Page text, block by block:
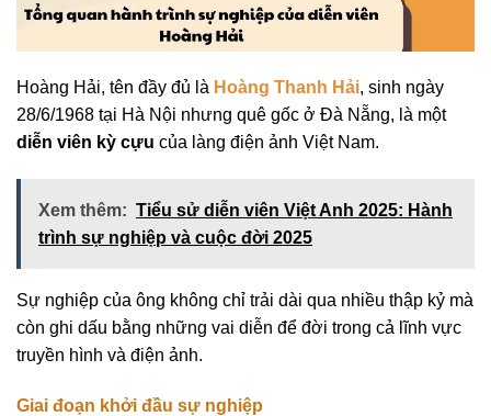
Hoàng Hải, tên đầy đủ là Hoàng Thanh Hải, sinh ngày
28/6/1968 tại Hà Nội nhưng quê gốc ở Đà Nẵng, là một
diễn viên kỳ cựu của làng điện ảnh Việt Nam.
Xem thêm: Tiểu sử diễn viên Việt Anh 2025: Hành
trình sự nghiệp và cuộc đời 2025
Sự nghiệp của ông không chỉ trải dài qua nhiều thập kỷ mà
còn ghi dấu bằng những vai diễn để đời trong cả lĩnh vực
truyền hình và điện ảnh.
Giai đoạn khởi đầu sự nghiệp